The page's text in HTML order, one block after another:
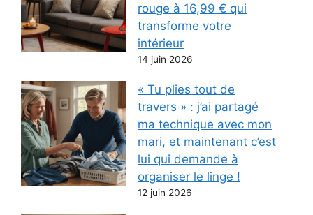
rouge à 16,99 € qui
transforme votre
intérieur
14 juin 2026
« Tu plies tout de
travers » : j’ai partagé
ma technique avec mon
mari, et maintenant c’est
lui qui demande à
organiser le linge !
12 juin 2026